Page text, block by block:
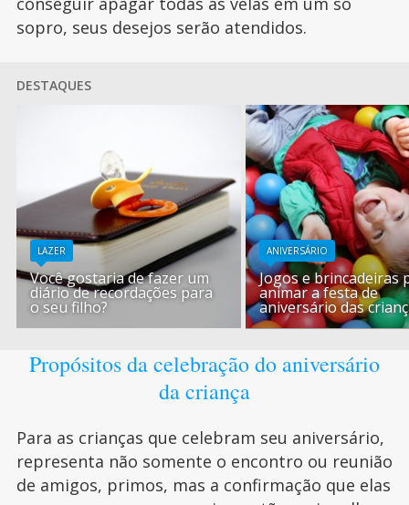
sopro, seus desejos serão atendidos.
DESTAQUES
LAZER
Você gostaria de fazer um
diário de recordações para
o seu filho?
ANIVERSÁRIO
Jogos e brincadeiras
animar a festa de
aniversário das
Propósitos da celebração do aniversário
da criança
Para as crianças que celebram seu aniversário,
representa não somente o encontro ou reunião
de amigos, primos, mas a confirmação que elas